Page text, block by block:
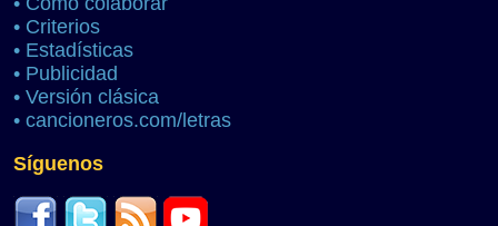
• Criterios
• Estadísticas
• Publicidad
• Versión clásica
• cancioneros.com/letras
Síguenos